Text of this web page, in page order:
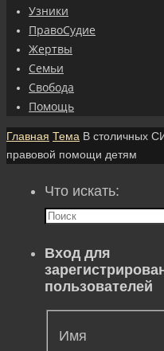
Узники
ПравоСудие
Жертвы
Семьи
Свобода
Помощь
Главная Тема В столичных
правовой помощи детям
Что искать:
Вход для
пользователей
Имя